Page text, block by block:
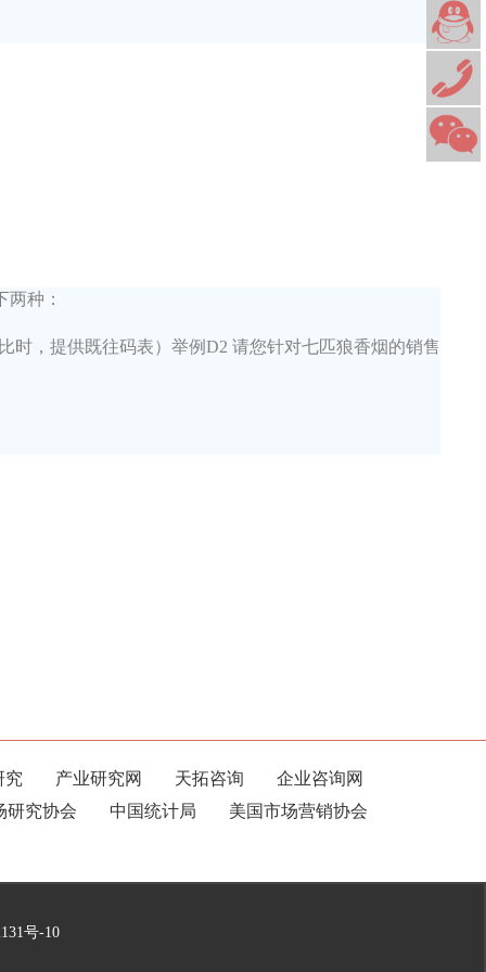
种：
时，提供既往码表）举例D2 请您针对七匹狼香烟的销售
究 产业研究网 天拓咨询
企业咨询网
研究协会
中国统计局 美国市场营销协会
号-10